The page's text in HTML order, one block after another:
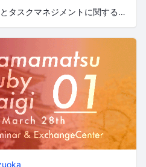
RxTStudy～Redmineとタスクマネジメントに関する勉強会